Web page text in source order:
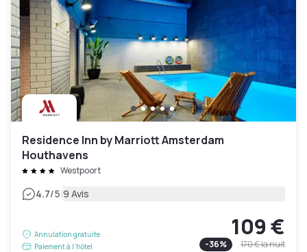
Residence Inn by Marriott Amsterdam
Houthavens
Westpoort
4.7/5|9 Avis
Annulation gratuite
Paiement à l'hôtel
109 €
-36% 170 €la nuit